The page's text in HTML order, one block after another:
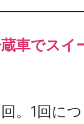
車でスイ
。1回に